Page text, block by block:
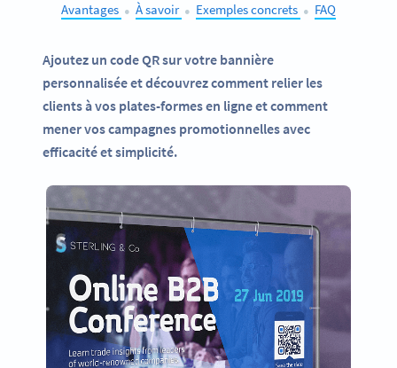
Avantages ● À savoir ● Exemples concrets ● FAQ
Ajoutez un code QR sur votre bannière
personnalisée et découvrez comment relier les
clients à vos plates-formes en ligne et comment
mener vos campagnes promotionnelles avec
efficacité et simplicité.